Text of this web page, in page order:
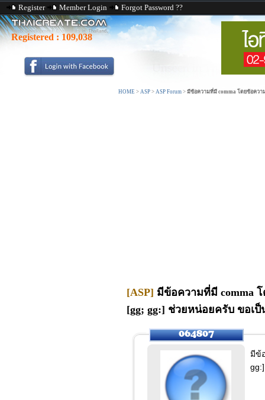
Register Member Login Forgot Password ??
Registered : 109,038
HOME > ASP > ASP Forum > มีข้อความที่มี comma โดยข้อควา
[ASP] มีข้อความที่มี comma
[gg; gg:] ช่วยหน่อยครับ ขอเ
มีข้